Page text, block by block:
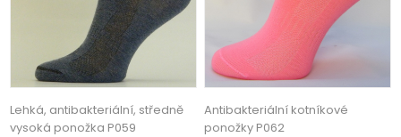
Lehká, antibakteriální, středně
vysoká ponožka P059
Antibakteriální kotníkové
ponožky P062